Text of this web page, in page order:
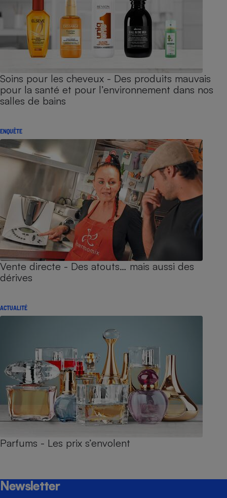
Soins pour les cheveux - Des produits mauvais
pour la santé et pour l’environnement dans nos
salles de bains
ENQUÊTE
Vente directe - Des atouts… mais aussi des
dérives
ACTUALITÉ
Parfums - Les prix s’envolent
Newsletter